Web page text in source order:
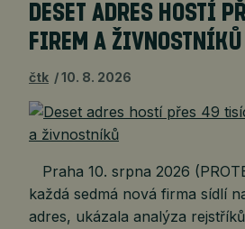
DESET ADRES HOSTÍ
FIREM A ŽIVNOSTNÍKŮ
čtk 10. 8. 2026
Praha 10. srpna 2026
každá sedmá nová firma sídlí
adres, ukázala analýza